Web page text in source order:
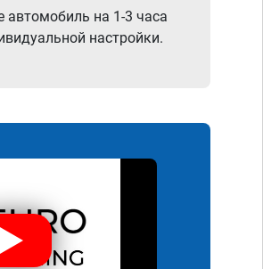
автомобиль на 1-3 часа
настройки.